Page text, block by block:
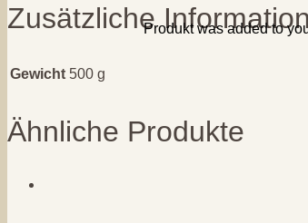
Produktwas added to
Zusätzliche
Gewicht 500 g
Ähnliche Produkte